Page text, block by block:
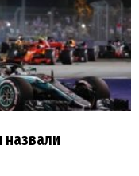
назвали